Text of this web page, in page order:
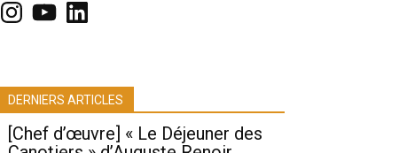
Instagram
YouTubeLinkedIn
DERNIERS ARTICLES
[Chef d’œuvre] « Le Déjeuner des